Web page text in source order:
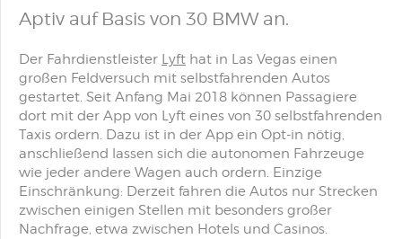
Aptiv auf Basis von 30 BMW an.
Der Fahrdienstleister Lyft hat in Las Vegas einen
großen Feldversuch mit selbstfahrenden Autos
gestartet. Seit Anfang Mai 2018 können Passagiere
dort mit der App von Lyft eines von 30 selbstfahrenden
Taxis ordern. Dazu ist in der App ein Opt-in nötig,
anschließend lassen sich die autonomen Fahrzeuge
wie jeder andere Wagen auch ordern. Einzige
Einschränkung: Derzeit fahren die Autos nur Strecken
zwischen einigen Stellen mit besonders großer
Nachfrage, etwa zwischen Hotels und Casinos.